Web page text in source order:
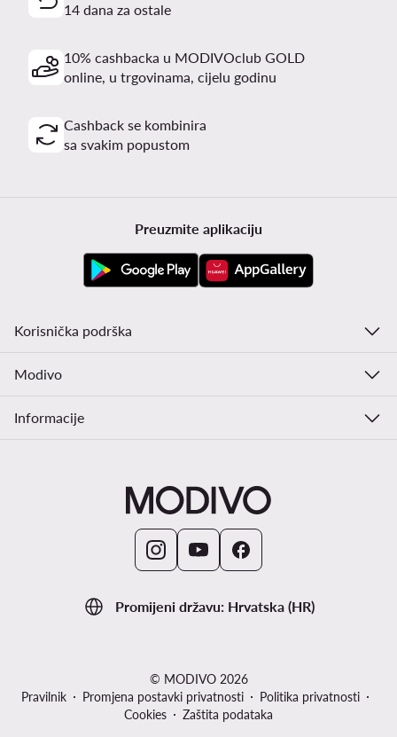
14 dana za ostale
10% cashbacka u MODIVOclub GOLD
online, u trgovinama, cijelu godinu
Cashback se kombinira
sa svakim popustom
Promijeni državu: Hrvatska (HR)
Preuzmite aplikaciju
Korisnička podrška
Modivo
Informacije
© MODIVO 2026
Pravilnik
Promjena postavki privatnosti
Politika privatnosti
Cookies
Zaštita podataka